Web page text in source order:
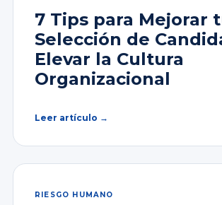
7 Tips para Mejorar
Selección de
Elevar la Cultura
Organizacional
Leer artículo →
RIESGO HUMANO